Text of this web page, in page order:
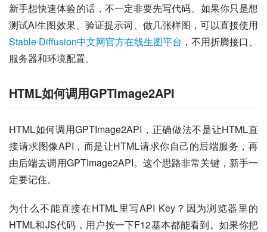
新手想快速体验的话，不一定非要先写代码。如果你只是想
测试AI生图效果、验证提示词、做几张样图，可以直接使用
Stable Diffusion中文网官方在线生图平台 ，不用折腾接口、
服务器和环境配置。
HTML如何调用GPTImage2API
HTML如何调用GPTImage2API，正确做法不是让HTML直
接请求图像API，而是让HTML请求你自己的后端服务，再
由后端去调用GPTImage2API。这个思路非常关键，新手一
定要记住。
为什么不能直接在HTML里写API Key？因为浏览器里的
HTML和JS代码，用户按一下F12基本都能看到。如果你把